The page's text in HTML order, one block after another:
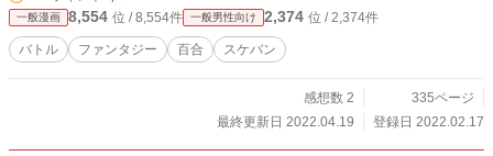
一般漫画 8,554 位 / 8,554件 一般男性向け 2,374 位 / 2,374件
バトル ファンタジー 百合 スケバン
感想数 2
335ページ
最終更新日 2022.04.19
登録日 2022.02.17